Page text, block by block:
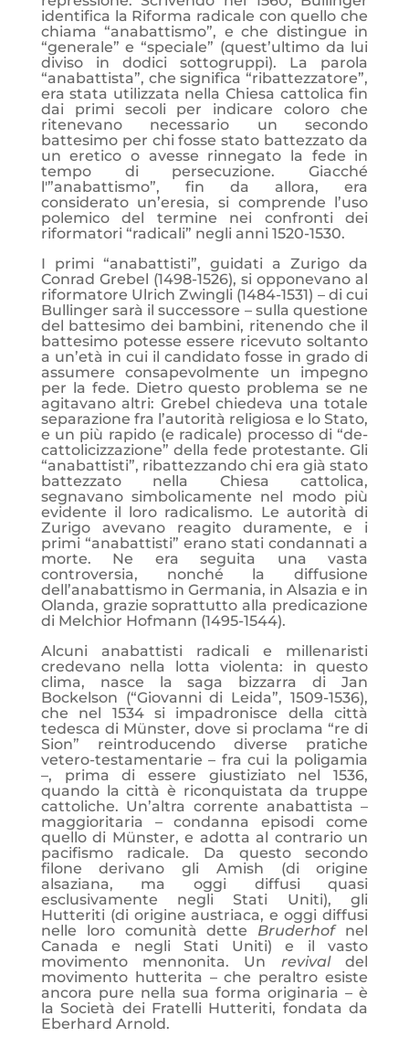
identifica la Riforma radicale con quello che
chiama “anabattismo”, e che distingue in
“generale” e “speciale” (quest’ultimo da lui
diviso in dodici sottogruppi). La parola
“anabattista”, che significa “ribattezzatore”,
era stata utilizzata nella Chiesa cattolica fin
dai primi secoli per indicare coloro che
ritenevano necessario un secondo
battesimo per chi fosse stato battezzato da
un eretico o avesse rinnegato la fede in
tempo di persecuzione. Giacché
l'”anabattismo”, fin da allora, era
considerato un’eresia, si comprende l’uso
polemico del termine nei confronti dei
riformatori “radicali” negli anni 1520-1530.
I primi “anabattisti”, guidati a Zurigo da
Conrad Grebel (1498-1526), si opponevano al
riformatore Ulrich Zwingli (1484-1531) – di cui
Bullinger sarà il successore – sulla questione
del battesimo dei bambini, ritenendo che il
battesimo potesse essere ricevuto soltanto
a un’età in cui il candidato fosse in grado di
assumere consapevolmente un impegno
per la fede. Dietro questo problema se ne
agitavano altri: Grebel chiedeva una totale
separazione fra l’autorità religiosa e lo Stato,
e un più rapido (e radicale) processo di “de-
cattolicizzazione” della fede protestante. Gli
“anabattisti”, ribattezzando chi era già stato
battezzato nella Chiesa cattolica,
segnavano simbolicamente nel modo più
evidente il loro radicalismo. Le autorità di
Zurigo avevano reagito duramente, e i
primi “anabattisti” erano stati condannati a
morte. Ne era seguita una vasta
controversia, nonché la diffusione
dell’anabattismo in Germania, in Alsazia e in
Olanda, grazie soprattutto alla predicazione
di Melchior Hofmann (1495-1544).
Alcuni anabattisti radicali e millenaristi
credevano nella lotta violenta: in questo
clima, nasce la saga bizzarra di Jan
Bockelson (“Giovanni di Leida”, 1509-1536),
che nel 1534 si impadronisce della città
tedesca di Münster, dove si proclama “re di
Sion” reintroducendo diverse pratiche
vetero-testamentarie – fra cui la poligamia
–, prima di essere giustiziato nel 1536,
quando la città è riconquistata da truppe
cattoliche. Un’altra corrente anabattista –
maggioritaria – condanna episodi come
quello di Münster, e adotta al contrario un
pacifismo radicale. Da questo secondo
filone derivano gli Amish (di origine
alsaziana, ma oggi diffusi quasi
esclusivamente negli Stati Uniti), gli
Hutteriti (di origine austriaca, e oggi diffusi
nelle loro comunità dette Bruderhofnel
Canada e negli Stati Uniti) e il vasto
movimento mennonita. Un revivaldel
movimento hutterita – che peraltro esiste
ancora pure nella sua forma originaria – è
la Società dei Fratelli Hutteriti, fondata da
Eberhard Arnold.